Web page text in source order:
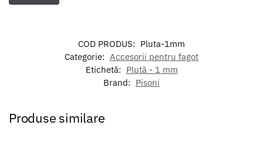
COD PRODUS: Pluta-1mm
Categorie: Accesorii pentru fagot
Etichetă: Plută - 1 mm
Brand: Pisoni
Produse similare